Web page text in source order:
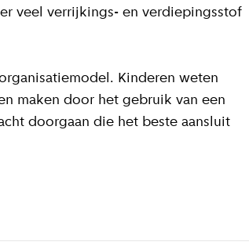
veel verrijkings- en verdiepingsstof
Kinderen weten
maken door het gebruik van een
doorgaan die het beste aansluit